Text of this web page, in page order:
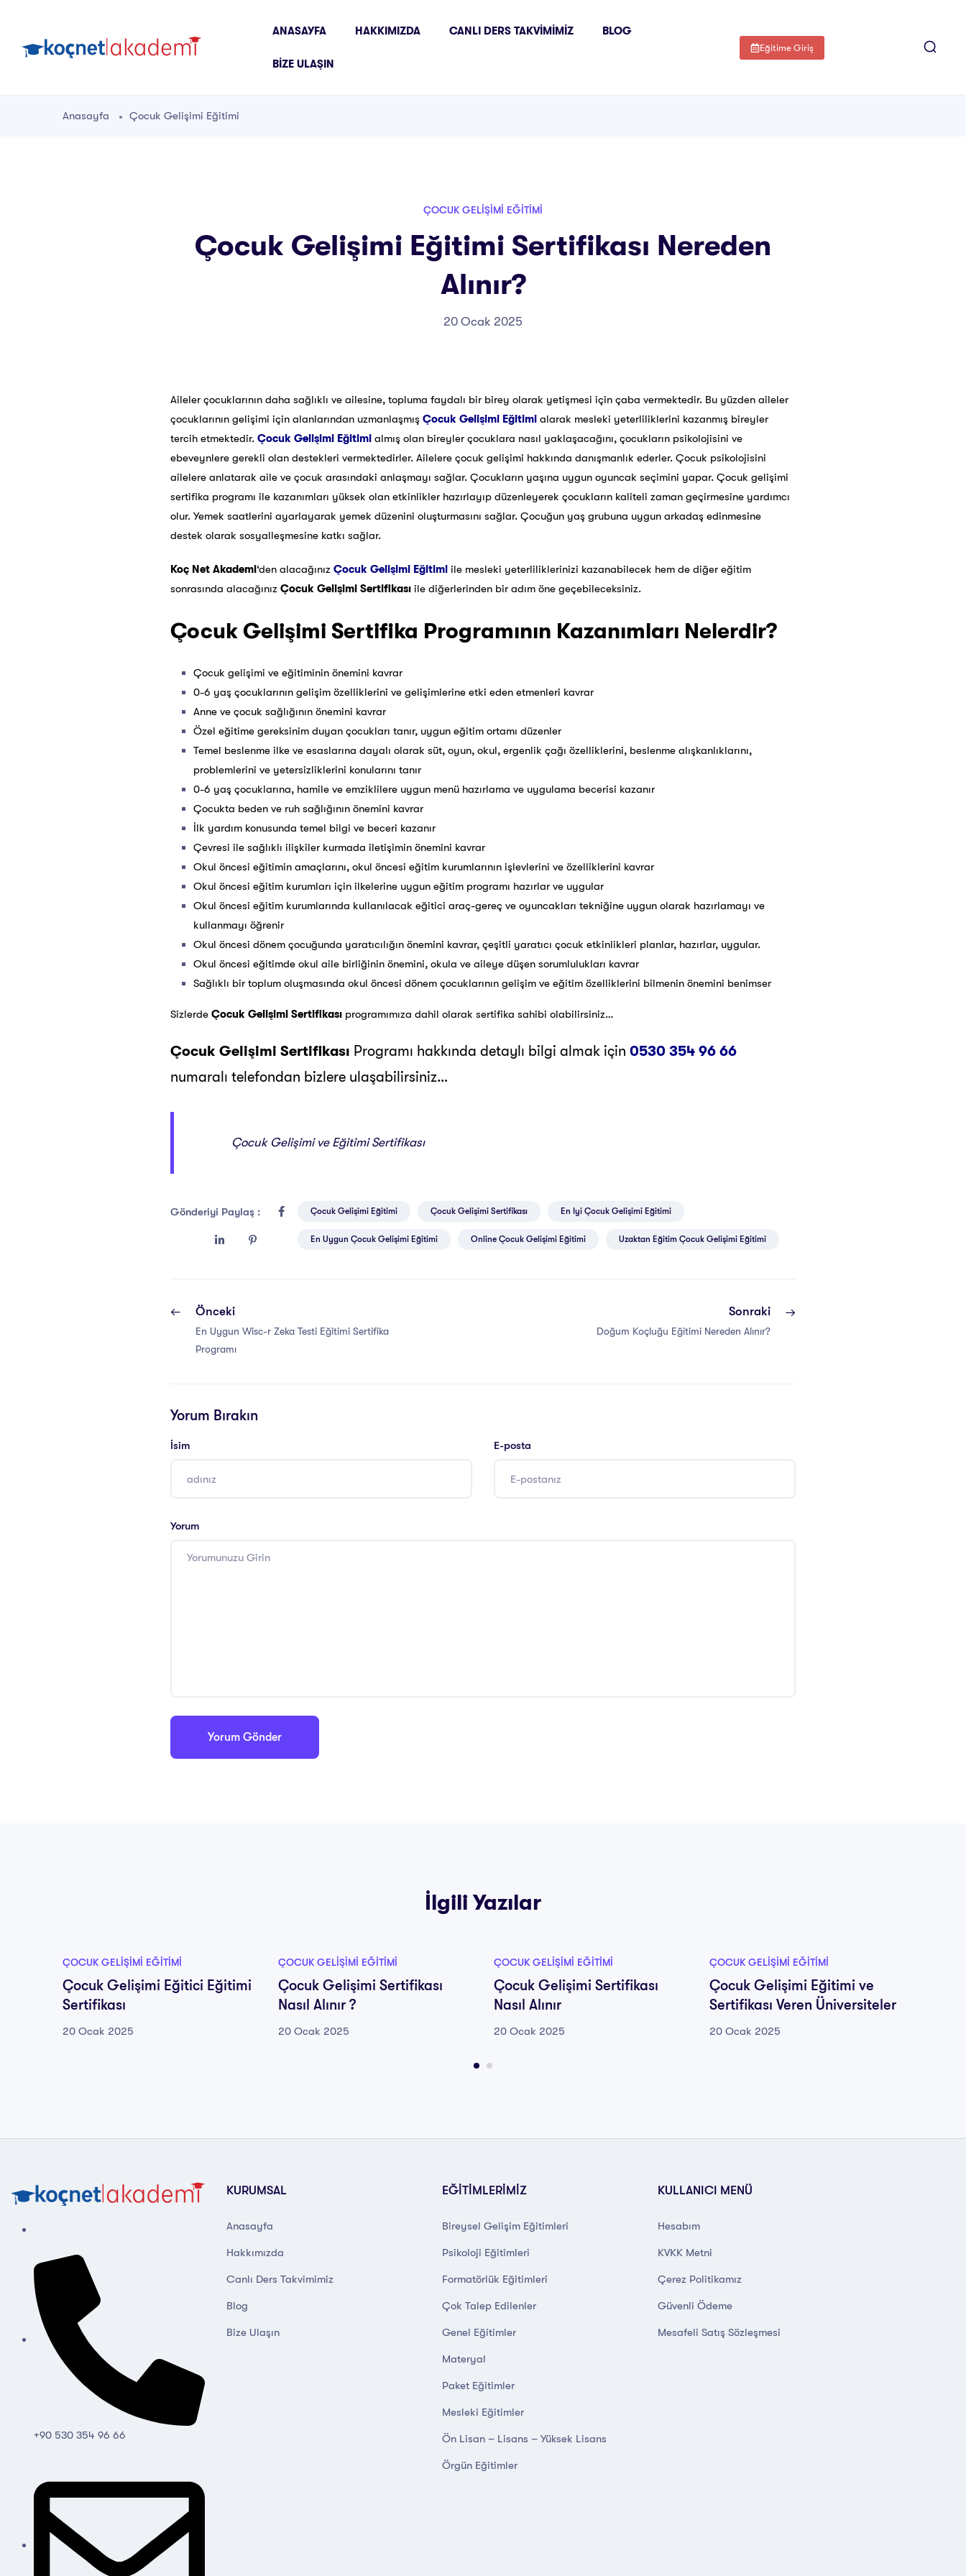
ANASAYFA HAKKIMIZDA CANLI DERS TAKVIMIMIZ BLOG
BIZE ULAŞIN
Eğitime Giriş
Anasayfa Çocuk Gelişimi Eğitimi
ÇOCUK GELIŞIMI EĞITIMI
Çocuk Gelişimi Eğitimi Sertifikası Nereden
Alınır?
20 Ocak 2025
Aileler çocuklarının daha sağlıklı ve ailesine, topluma faydalı bir birey olarak yetişmesi için çaba vermektedir. Bu yüzden aileler
çocuklarının gelişimi için alanlarından uzmanlaşmış Çocuk Gelişimi Eğitimi alarak mesleki yeterliliklerini kazanmış bireyler
tercih etmektedir. Çocuk Gelişimi Eğitimi almış olan bireyler çocuklara nasıl yaklaşacağını, çocukların psikolojisini ve
ebeveynlere gerekli olan destekleri vermektedirler. Ailelere çocuk gelişimi hakkında danışmanlık ederler. Çocuk psikolojisini
ailelere anlatarak aile ve çocuk arasındaki anlaşmayı sağlar. Çocukların yaşına uygun oyuncak seçimini yapar. Çocuk gelişimi
sertifika programı ile kazanımları yüksek olan etkinlikler hazırlayıp düzenleyerek çocukların kaliteli zaman geçirmesine yardımcı
olur. Yemek saatlerini ayarlayarak yemek düzenini oluşturmasını sağlar. Çocuğun yaş grubuna uygun arkadaş edinmesine
destek olarak sosyalleşmesine katkı sağlar.
Koç Net Akademi‘den alacağınız Çocuk Gelişimi Eğitimi ile mesleki yeterliliklerinizi kazanabilecek hem de diğer eğitim
sonrasında alacağınız Çocuk Gelişimi Sertifikası ile diğerlerinden bir adım öne geçebileceksiniz.
Çocuk Gelişimi Sertifika Programının Kazanımları Nelerdir?
Çocuk gelişimi ve eğitiminin önemini kavrar
0-6 yaş çocuklarının gelişim özelliklerini ve gelişimlerine etki eden etmenleri kavrar
Anne ve çocuk sağlığının önemini kavrar
Özel eğitime gereksinim duyan çocukları tanır, uygun eğitim ortamı düzenler
Temel beslenme ilke ve esaslarına dayalı olarak süt, oyun, okul, ergenlik çağı özelliklerini, beslenme alışkanlıklarını,
problemlerini ve yetersizliklerini konularını tanır
0-6 yaş çocuklarına, hamile ve emziklilere uygun menü hazırlama ve uygulama becerisi kazanır
Çocukta beden ve ruh sağlığının önemini kavrar
İlk yardım konusunda temel bilgi ve beceri kazanır
Çevresi ile sağlıklı ilişkiler kurmada iletişimin önemini kavrar
Okul öncesi eğitimin amaçlarını, okul öncesi eğitim kurumlarının işlevlerini ve özelliklerini kavrar
Okul öncesi eğitim kurumları için ilkelerine uygun eğitim programı hazırlar ve uygular
Okul öncesi eğitim kurumlarında kullanılacak eğitici araç-gereç ve oyuncakları tekniğine uygun olarak hazırlamayı ve
kullanmayı öğrenir
Okul öncesi dönem çocuğunda yaratıcılığın önemini kavrar, çeşitli yaratıcı çocuk etkinlikleri planlar, hazırlar, uygular.
Okul öncesi eğitimde okul aile birliğinin önemini, okula ve aileye düşen sorumlulukları kavrar
Sağlıklı bir toplum oluşmasında okul öncesi dönem çocuklarının gelişim ve eğitim özelliklerini bilmenin önemini benimser
Sizlerde Çocuk Gelişimi Sertifikası programımıza dahil olarak sertifika sahibi olabilirsiniz…
Çocuk Gelişimi Sertifikası Programı hakkında detaylı bilgi almak için 0530 354 96 66
numaralı telefondan bizlere ulaşabilirsiniz…
Çocuk Gelişimi ve Eğitimi Sertifikası
Gönderiyi Paylaş : Çocuk Gelişimi Eğitimi Çocuk Gelişimi Sertifikası En Iyi Çocuk Gelişimi Eğitimi
En Uygun Çocuk Gelişimi Eğitimi Online Çocuk Gelişimi Eğitimi Uzaktan Eğitim Çocuk Gelişimi Eğitimi
Önceki
En Uygun Wisc-r Zeka Testi Eğitimi Sertifika
Programı
Sonraki
Doğum Koçluğu Eğitimi Nereden Alınır?
Yorum Bırakın
İsim E-posta
Yorum
İlgili Yazılar
ÇOCUK GELIŞIMI EĞITIMI
Çocuk Gelişimi Eğitici Eğitimi
Sertifikası
20 Ocak 2025
ÇOCUK GELIŞIMI EĞITIMI
Çocuk Gelişimi Sertifikası
Nasıl Alınır ?
20 Ocak 2025
ÇOCUK GELIŞIMI EĞITIMI
Çocuk Gelişimi Sertifikası
Nasıl Alınır
20 Ocak 2025
ÇOCUK GELIŞIMI EĞITIMI
Çocuk Gelişimi Eğitimi ve
Sertifikası Veren Üniversiteler
20 Ocak 2025
+90 530 354 96 66
KURUMSAL
Anasayfa
Hakkımızda
Canlı Ders Takvimimiz
Blog
Bize Ulaşın
EĞİTİMLERİMİZ
Bireysel Gelişim Eğitimleri
Psikoloji Eğitimleri
Formatörlük Eğitimleri
Çok Talep Edilenler
Genel Eğitimler
Materyal
Paket Eğitimler
Mesleki Eğitimler
Ön Lisan – Lisans – Yüksek Lisans
Örgün Eğitimler
KULLANICI MENÜ
Hesabım
KVKK Metni
Çerez Politikamız
Güvenli Ödeme
Mesafeli Satış Sözleşmesi